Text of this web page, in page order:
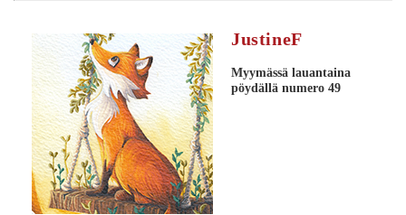
JustineF
Myymässä lauantaina
pöydällä numero 49